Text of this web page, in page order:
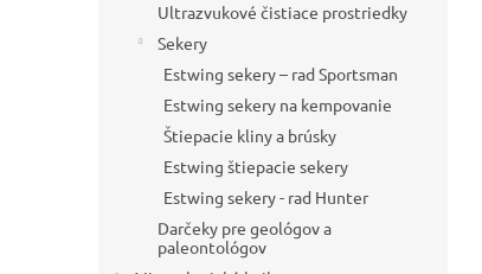
Ultrazvukové čistiace prostriedky
Sekery
Estwing sekery – rad Sportsman
Estwing sekery na kempovanie
Štiepacie kliny a brúsky
Estwing štiepacie sekery
Estwing sekery - rad Hunter
Darčeky pre geológov a
paleontológov